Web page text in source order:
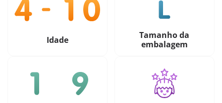
Idade
Tamanho da
embalagem